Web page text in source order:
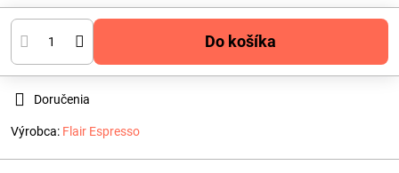
Do košíka
Doručenia
Výrobca: Flair Espresso